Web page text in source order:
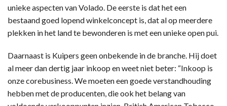
unieke aspecten van Volado. De eerste is dat het een
bestaand goed lopend winkelconcept is, dat al op meerdere
plekken in het land te bewonderen is met een unieke open pui.
Daarnaast is Kuipers geen onbekende in de branche. Hij doet
al meer dan dertig jaar inkoop en weet niet beter: “Inkoop is
onze corebusiness. We moeten een goede verstandhouding
hebben met de producenten, die ook het belang van